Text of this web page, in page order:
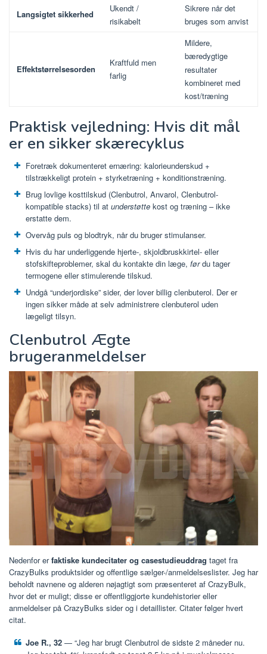
Langsigtet sikkerhed
Ukendt /
risikabelt
Sikrere når det
bruges som anvist
Effektstørrelsesorden
Kraftfuld men
farlig
Mildere,
bæredygtige
resultater
kombineret med
kost/træning
Praktisk vejledning: Hvis dit mål
er en sikker skærecyklus
Foretræk dokumenteret ernæring: kalorieunderskud +
tilstrækkeligt protein + styrketræning + konditionstræning.
Brug lovlige kosttilskud (Clenbutrol, Anvarol, Clenbutrol-
kompatible stacks) til at understøtte kost og træning – ikke
erstatte dem.
Overvåg puls og blodtryk, når du bruger stimulanser.
Hvis du har underliggende hjerte-, skjoldbruskkirtel- eller
stofskifteproblemer, skal du kontakte din læge, førdu tager
termogene eller stimulerende tilskud.
Undgå “underjordiske” sider, der lover billig clenbuterol. Der er
ingen sikker måde at selv administrere clenbuterol uden
lægeligt tilsyn.
Clenbutrol Ægte
brugeranmeldelser
Nedenfor erfaktiske kundecitater og casestudieuddrag taget fra
CrazyBulks produktsider og offentlige sælger-/anmeldelseslister. Jeg har
beholdt navnene og alderen nøjagtigt som præsenteret af CrazyBulk,
hvor det er muligt; disse er offentliggjorte kundehistorier eller
anmeldelser på CrazyBulks sider og i detaillister. Citater følger hvert
citat.
Joe R., 32 — “Jeg har brugt Clenbutrol de sidste 2 måneder nu.